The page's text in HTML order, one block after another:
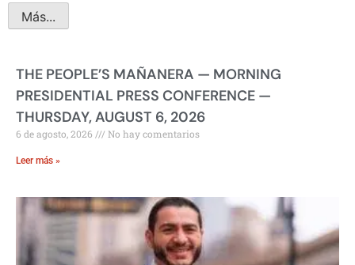
Más...
THE PEOPLE’S MAÑANERA — MORNING
PRESIDENTIAL PRESS CONFERENCE —
THURSDAY, AUGUST 6, 2026
6 de agosto, 2026 No hay comentarios
Leer más »